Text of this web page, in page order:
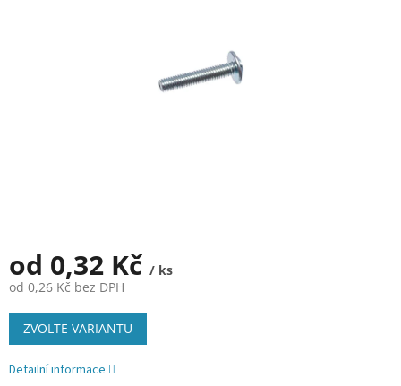
od 0,32 Kč / ks
od 0,26 Kč bez DPH
Měrná
cena:
ZVOLTE VARIANTU
Detailní informace